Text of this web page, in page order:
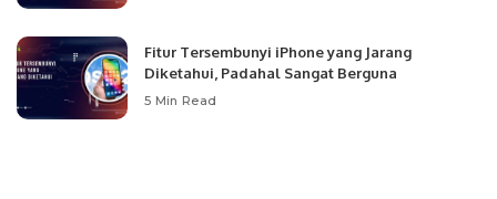
Fitur Tersembunyi iPhone yang Jarang
Diketahui, Padahal Sangat Berguna
5 Min Read